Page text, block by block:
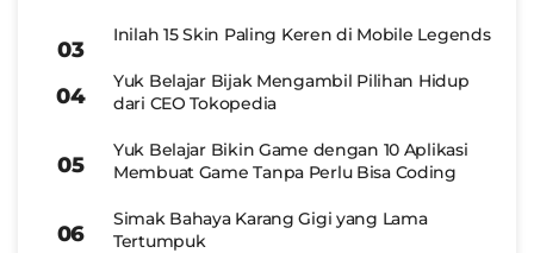
Inilah 15 Skin Paling Keren di Mobile Legends
Yuk Belajar Bijak Mengambil Pilihan Hidup
dari CEO Tokopedia
Yuk Belajar Bikin Game dengan 10 Aplikasi
Membuat Game Tanpa Perlu Bisa Coding
Simak Bahaya Karang Gigi yang Lama
Tertumpuk